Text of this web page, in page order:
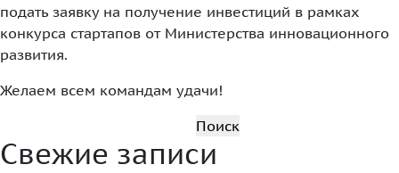
подать заявку на получение инвестиций в рамках
конкурса стартапов от Министерства инновационного
развития.
Желаем всем командам удачи!
Свежие записи